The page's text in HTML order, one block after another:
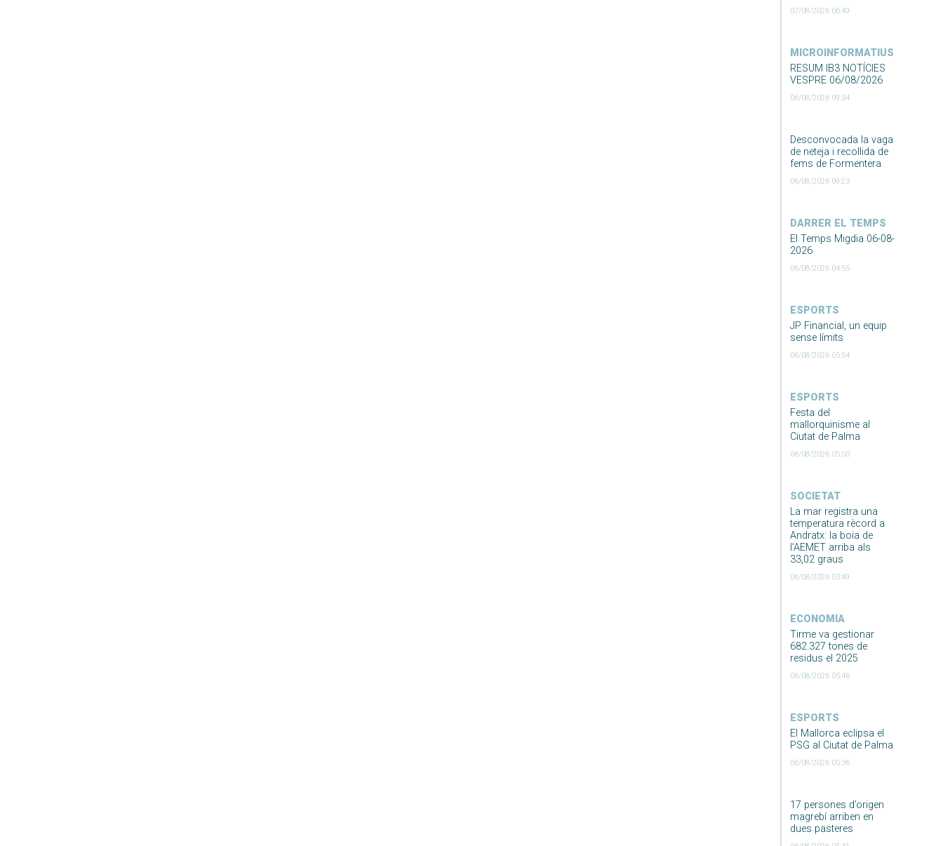
07/08/2026 06:49
MICROINFORMATIUS
RESUM IB3 NOTÍCIES
VESPRE 06/08/2026
06/08/2026 09:34
Desconvocada la vaga
de neteja i recollida de
fems de Formentera
06/08/2026 09:23
DARRER EL TEMPS
El Temps Migdia 06-08-
2026
06/08/2026 04:55
ESPORTS
JP Financial, un equip
sense límits
06/08/2026 05:54
ESPORTS
Festa del
mallorquinisme al
Ciutat de Palma
06/08/2026 05:50
SOCIETAT
La mar registra una
temperatura rècord a
Andratx: la boia de
l’AEMET arriba als
33,02 graus
06/08/2026 03:49
ECONOMIA
Tirme va gestionar
682.327 tones de
residus el 2025
06/08/2026 05:46
ESPORTS
El Mallorca eclipsa el
PSG al Ciutat de Palma
06/08/2026 05:36
17 persones d’origen
magrebí arriben en
dues pasteres